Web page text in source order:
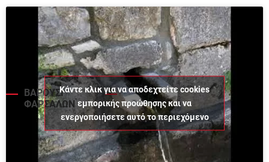
ΒΑΡΟΥΣΙ
ΦΑΡΣΑΛΩΝ
Κάντε κλικ για να αποδεχτείτε cookies
εμπορικής προώθησης και να
ενεργοποιήσετε αυτό το περιεχόμενο